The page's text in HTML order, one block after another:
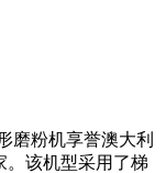
磨粉机享誉澳大利
。该机型采用了梯